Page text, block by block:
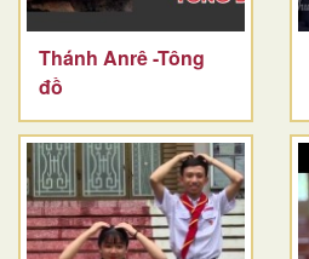
Thánh Anrê -Tông
đồ